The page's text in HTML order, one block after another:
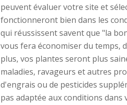
peuvent évaluer votre site et
fonctionneront bien dans les
qui réussissent savent que "la
vous fera économiser du temps,
plus, vos plantes seront plus
maladies, ravageurs et autres
d'engrais ou de pesticides
pas adaptée aux conditions